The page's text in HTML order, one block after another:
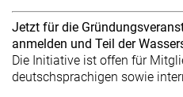
Jetzt für die
anmelden und Teil der
Die Initiative ist offen für
deutschsprachigen sowie